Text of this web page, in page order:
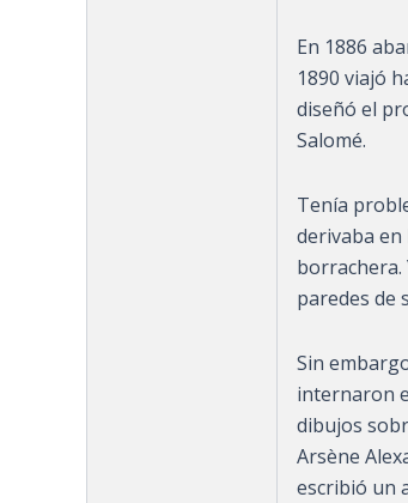
En 1886
1890 viajó
diseñó el
Salomé.
Tenía
derivaba en
borrachera.
paredes de
Sin
internaron
dibujos
Arsène
escribió un